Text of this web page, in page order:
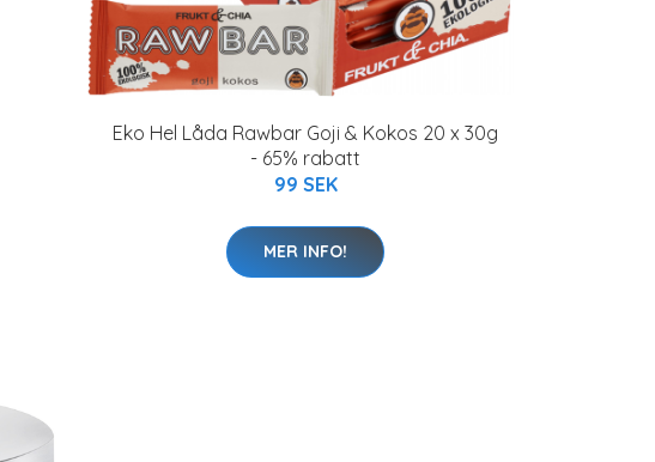
Eko Hel Låda Rawbar Goji & Kokos 20 x 30g
- 65% rabatt
99 SEK
MER INFO!